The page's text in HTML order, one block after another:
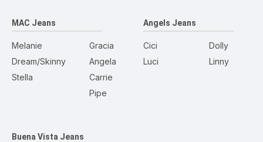
MAC Jeans
Melanie
Dream/Skinny
Stella
Gracia
Angela
Carrie
Pipe
Angels Jeans
Cici
Luci
Dolly
Linny
Buena Vista Jeans